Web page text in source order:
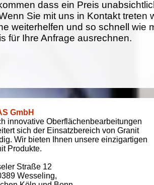
dass ein Preis
Sie mit uns in Kontakt treten
weiterhelfen und so schnell wie
für Ihre Anfrage ausrechnen.
GmbH
innovative Oberflächenbearbeitungen
sich der Einsatzbereich von Granit
Wir bieten Ihnen unsere einzigartigen
Produkte.
Straße 12
Wesseling,